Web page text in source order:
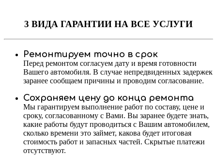
3 ВИДА ГАРАНТИИ НА ВСЕ УСЛУГИ
Ремонтируем точно в срок
Перед ремонтом согласуем дату и время готовности
Вашего автомобиля. В случае непредвиденных задержек
заранее сообщаем причины и проводим согласование.
Сохраняем цену до конца ремонта
Мы гарантируем выполнение работ по составу, цене и
сроку, согласованному с Вами. Вы заранее будете знать,
какие работы будут проводиться с Вашим автомобилем,
сколько времени это займет, какова будет итоговая
стоимость работ и запасных частей. Скрытые платежи
отсутствуют.